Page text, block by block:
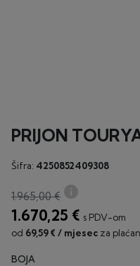
PRIJON
Šifra: 4250852409308
1.965,00 € info
1.670,25 € s PDV-om
od 69,59 € / mjesec za
BOJA